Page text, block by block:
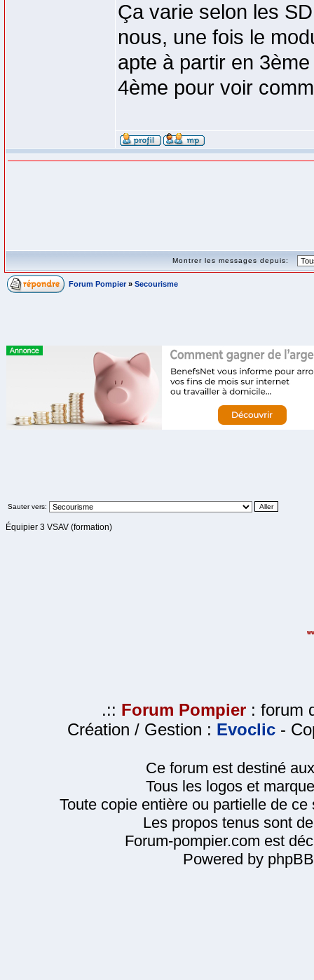
Ça varie selon les
nous, une fois le
apte à partir en
4ème pour voir
Montrer les messages depuis:
Forum Pompier » Secourisme
Sauter vers:
Équipier 3 VSAV (formation)
.:: Forum Pompier : forum
Création / Gestion : Evoclic -
Ce forum est destiné
Tous les logos et
Toute copie entière ou partielle de
Les propos tenus sont
Forum-pompier.com est
Powered by